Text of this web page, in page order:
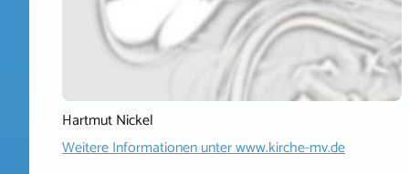
Hartmut Nickel
Weitere Informationen unterwww.kirche-mv.de